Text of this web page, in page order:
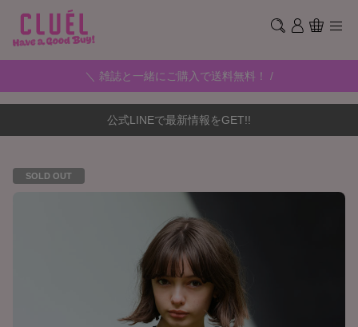
＼ 雑誌と一緒にご購入で送料無料！ /
公式LINEで最新情報をGET!!
SOLD OUT